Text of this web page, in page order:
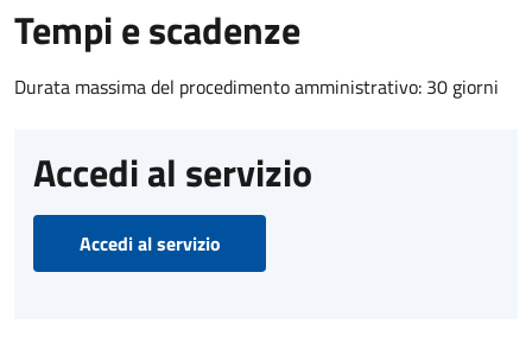
Tempi e scadenze
Durata massima del procedimento amministrativo: 30 giorni
Accedi al servizio
Accedi al servizio